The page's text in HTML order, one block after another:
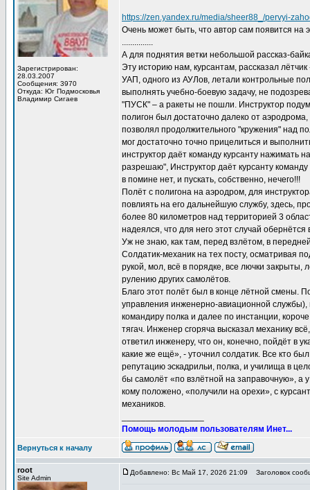
Зарегистрирован:
28.03.2007
Сообщения: 3970
Откуда: Юг Подмосковья
Владимир Сигаев
https://zen.yandex.ru/media/sheer88_/pervyi-
Очень может быть, что автор сам появится на
...............
А для поднятия ветки небольшой рассказ-
Эту историю нам, курсантам, рассказал
УАП, одного из АУЛов, летали контрольные
выполнять учебно-боевую задачу, не
"ПУСК" – а ракеты не пошли. Инструктор
полигон был достаточно далеко от
позволял продолжительного "кружения" над
мог достаточно точно прицелиться и
инструктор даёт команду курсанту нажимать
разрешаю", Инструктор даёт курсанту
в помине нет, и пускать, собственно, нечего!!!
Полёт с полигона на аэродром, для
повлиять на его дальнейшую службу, здесь,
более 80 километров над территорией 3
надеялся, что для него этот случай
Уж не знаю, как там, перед взлётом, в
Солдатик-механик на тех посту, осматривая
рукой, мол, всё в порядке, все лючки закрыты,
рулению других самолётов.
Благо этот полёт был в конце лётной смены.
управления инженерно-авиационной службы),
командиру полка и далее по инстанции,
тягач. Инженер сгоряча высказал механику
ответил инженеру, что он, конечно, пойдёт в
какие же ещё», - уточнил солдатик. Все кто
репутацию эскадрильи, полка, и училища в
бы самолёт «по взлётной на заправочную», а
кому положено, «получили на орехи», с
механиков.
Помощь молодым пользователям Инет...
Вернуться к началу
root
Site Admin
Добавлено: Вс Май 17, 2026 21:09 Заголовок